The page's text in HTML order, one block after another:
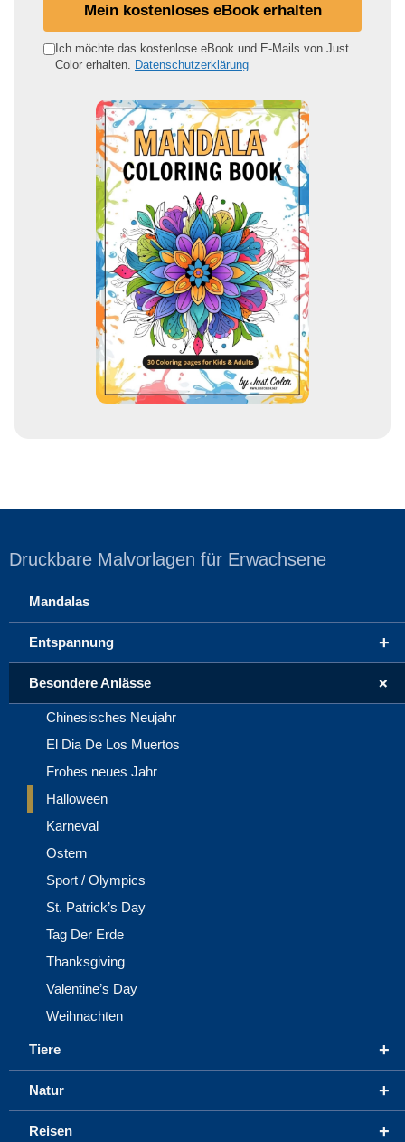
e
Mein kostenloses eBook erhalten
Ich möchte das kostenlose eBook und E-Mails von Just
Color erhalten. Datenschutzerklärung
Druckbare Malvorlagen für Erwachsene
Mandalas
+
Entspannung
+
Besondere Anlässe
Chinesisches Neujahr
El Dia De Los Muertos
Frohes neues Jahr
Halloween
Karneval
Ostern
Sport / Olympics
St. Patrick’s Day
Tag Der Erde
Thanksgiving
Valentine’s Day
Weihnachten
+
Tiere
+
Natur
+
Reisen